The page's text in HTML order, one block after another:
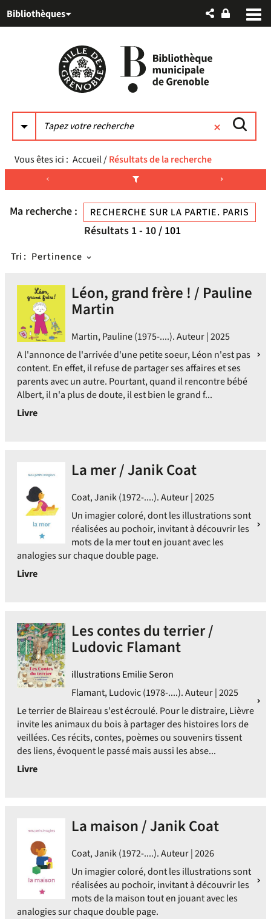
au
auBibliothèques
Vous êtes ici : Accueil/Résultats de la recherche
Ma recherche : RECHERCHE SUR LA PARTIE. PARIS
Résultats 1- 10/ 101
Tri : Pertinence
Léon, grand frère ! / Pauline
Martin
Martin, Pauline (1975-....). Auteur | 2025
A l'annonce de l'arrivée d'une petite soeur, Léon n'est pas
content. En effet, il refuse de partager ses affaires et ses
parents avec un autre. Pourtant, quand il rencontre bébé
Albert, il n'a plus de doute, il est bien le grand f...
Livre
La mer / Janik Coat
Coat, Janik (1972-....). Auteur | 2025
Un imagier coloré, dont les illustrations sont
réalisées au pochoir, invitant à découvrir les
mots de la mer tout en jouant avec les
analogies sur chaque double page.
Livre
Les contes du terrier /
Ludovic Flamant
illustrations Emilie Seron
Flamant, Ludovic (1978-....). Auteur | 2025
Le terrier de Blaireau s'est écroulé. Pour le distraire, Lièvre
invite les animaux du bois à partager des histoires lors de
veillées. Ces récits, contes, poèmes ou souvenirs tissent
des liens, évoquent le passé mais aussi les abse...
Livre
La maison / Janik Coat
Coat, Janik (1972-....). Auteur | 2026
Un imagier coloré, dont les illustrations sont
réalisées au pochoir, invitant à découvrir les
mots de la maison tout en jouant avec les
analogies sur chaque double page.